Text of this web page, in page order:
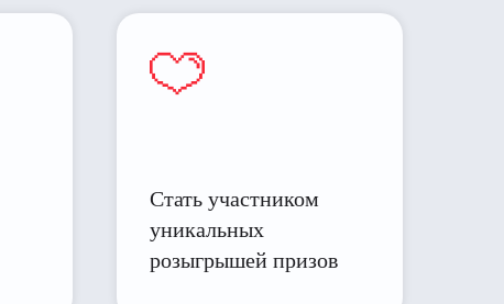
Стать участником
уникальных
розыгрышей призов